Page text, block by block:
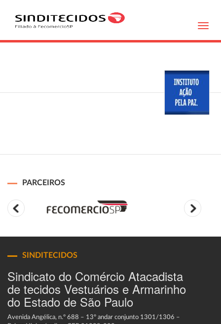
PARCEIROS
SINDITECIDOS
Sindicato do Comércio Atacadista
de tecidos Vestuários e Armarinho
do Estado de São Paulo
Avenida Angélica, n.º 688 – 13º andar conjunto 1301/1306 –